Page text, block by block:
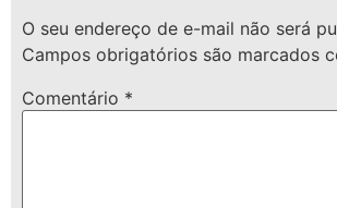
O seu endereço de e-mail não será
Campos obrigatórios são marcados
Comentário *